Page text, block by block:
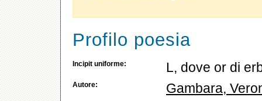
Profilo poesia
Incipit uniforme: L, dove or di
Autore: Gambara,